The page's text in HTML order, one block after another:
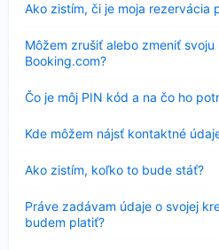
Ako zistím, či je moja rezervácia
sa
Môžem zrušiť alebo zmeniť
Booking.com?
sa
Čo je môj PIN kód a na čo ho
Nezobrazuje
sa
Kde môžem nájsť kontaktné
sa
Ako zistím, koľko to bude stáť?
sa
Práve zadávam údaje o svojej
budem platiť?
sa